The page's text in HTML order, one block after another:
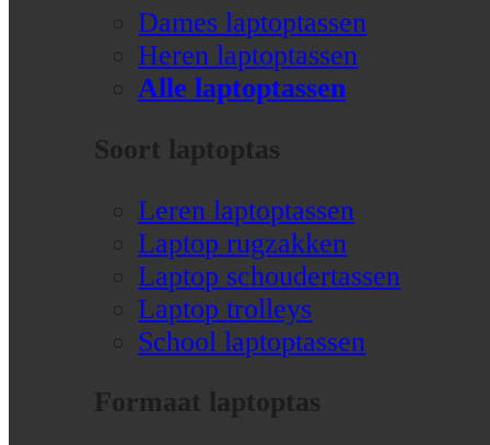
Dames laptoptassen
Heren laptoptassen
Alle laptoptassen
Soort laptoptas
Leren laptoptassen
Laptop rugzakken
Laptop schoudertassen
Laptop trolleys
School laptoptassen
Formaat laptoptas